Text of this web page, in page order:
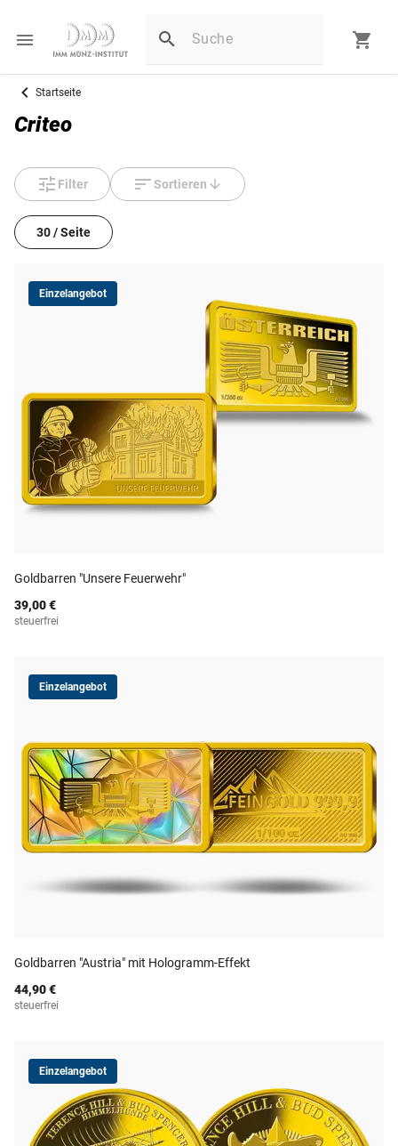
Startseite
Criteo
Filter Sortieren
30 / Seite
Einzelangebot
Goldbarren "Unsere Feuerwehr"
39,00 €
steuerfrei
Einzelangebot
Goldbarren "Austria" mit Hologramm-Effekt
44,90 €
steuerfrei
Einzelangebot